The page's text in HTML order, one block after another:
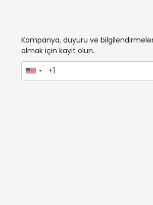
Kampanya, duyuru ve
olmak için kayıt olun.